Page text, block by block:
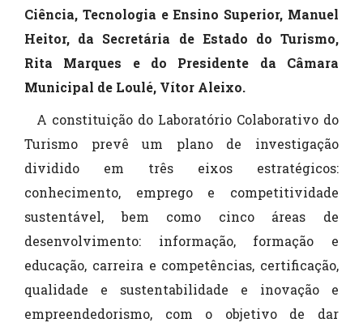
Ciência, Tecnologia e Ensino Superior, Manuel
Heitor, da Secretária de Estado do Turismo,
Rita Marques e do Presidente da Câmara
Municipal de Loulé, Vítor Aleixo.
A constituição do Laboratório Colaborativo do
Turismo prevê um plano de investigação
dividido em três eixos estratégicos:
conhecimento, emprego e competitividade
sustentável, bem como cinco áreas de
desenvolvimento: informação, formação e
educação, carreira e competências, certificação,
qualidade e sustentabilidade e inovação e
empreendedorismo, com o objetivo de dar